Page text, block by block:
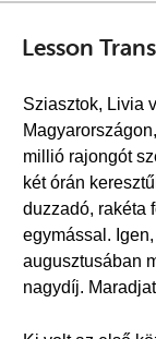
Lesson
Sziasztok, Livia
millió rajongót
két órán
duzzadó, rakéta
egymással.
augusztusában
nagydíj.